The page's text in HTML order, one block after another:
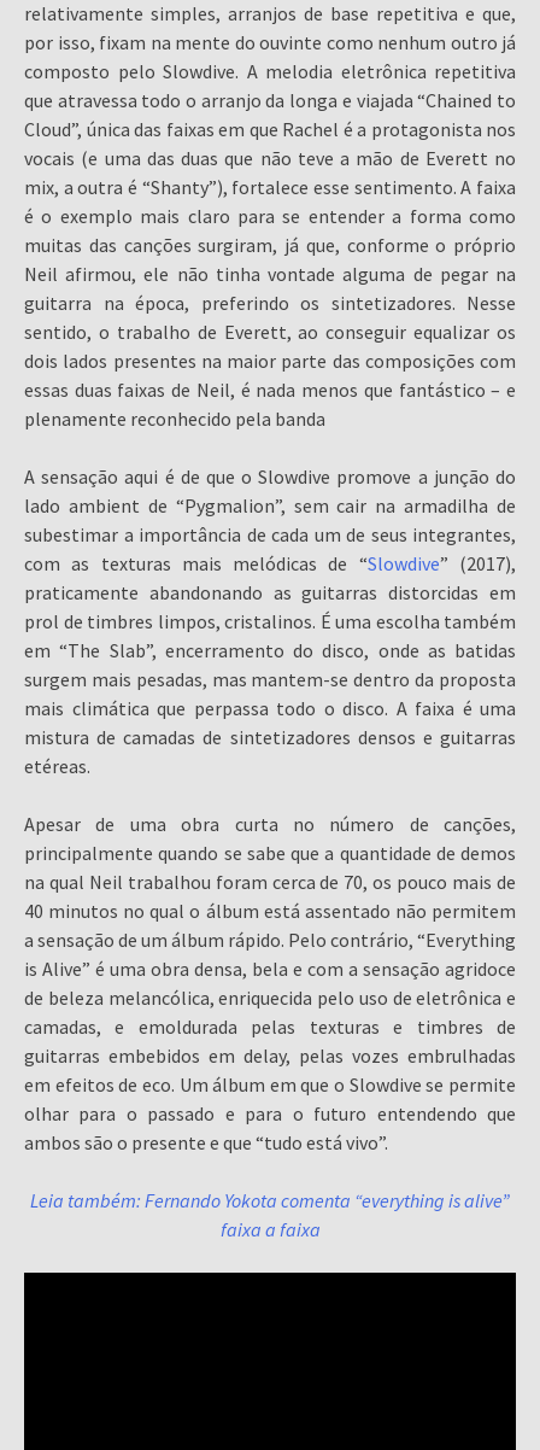
relativamente simples, arranjos de base repetitiva e que,
por isso, fixam na mente do ouvinte como nenhum outro já
composto pelo Slowdive. A melodia eletrônica repetitiva
que atravessa todo o arranjo da longa e viajada “Chained to
Cloud”, única das faixas em que Rachel é a protagonista nos
vocais (e uma das duas que não teve a mão de Everett no
mix, a outra é “Shanty”), fortalece esse sentimento. A faixa
é o exemplo mais claro para se entender a forma como
muitas das canções surgiram, já que, conforme o próprio
Neil afirmou, ele não tinha vontade alguma de pegar na
guitarra na época, preferindo os sintetizadores. Nesse
sentido, o trabalho de Everett, ao conseguir equalizar os
dois lados presentes na maior parte das composições com
essas duas faixas de Neil, é nada menos que fantástico – e
plenamente reconhecido pela banda
A sensação aqui é de que o Slowdive promove a junção do
lado ambient de “Pygmalion”, sem cair na armadilha de
subestimar a importância de cada um de seus integrantes,
com as texturas mais melódicas de “Slowdive” (2017),
praticamente abandonando as guitarras distorcidas em
prol de timbres limpos, cristalinos. É uma escolha também
em “The Slab”, encerramento do disco, onde as batidas
surgem mais pesadas, mas mantem-se dentro da proposta
mais climática que perpassa todo o disco. A faixa é uma
mistura de camadas de sintetizadores densos e guitarras
etéreas.
Apesar de uma obra curta no número de canções,
principalmente quando se sabe que a quantidade de demos
na qual Neil trabalhou foram cerca de 70, os pouco mais de
40 minutos no qual o álbum está assentado não permitem
a sensação de um álbum rápido. Pelo contrário, “Everything
is Alive” é uma obra densa, bela e com a sensação agridoce
de beleza melancólica, enriquecida pelo uso de eletrônica e
camadas, e emoldurada pelas texturas e timbres de
guitarras embebidos em delay, pelas vozes embrulhadas
em efeitos de eco. Um álbum em que o Slowdive se permite
olhar para o passado e para o futuro entendendo que
ambos são o presente e que “tudo está vivo”.
Leia também: Fernando Yokota comenta “everything is alive”
faixa a faixa